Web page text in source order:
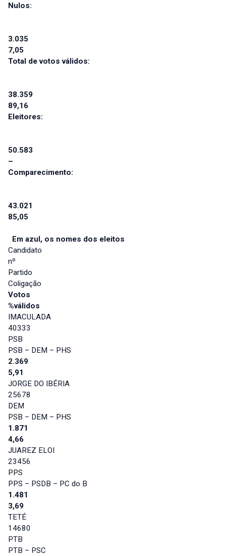
Nulos:
3.035
7,05
Total de votos válidos:
38.359
89,16
Eleitores:
50.583
–
Comparecimento:
43.021
85,05
Em azul, os nomes dos eleitos
Candidato
nº
Partido
Coligação
Votos
%válidos
IMACULADA
40333
PSB
PSB – DEM – PHS
2.369
5,91
JORGE DO IBÉRIA
25678
DEM
PSB – DEM – PHS
1.871
4,66
JUAREZ ELOI
23456
PPS
PPS – PSDB – PC do B
1.481
3,69
TETÉ
14680
PTB
PTB – PSC